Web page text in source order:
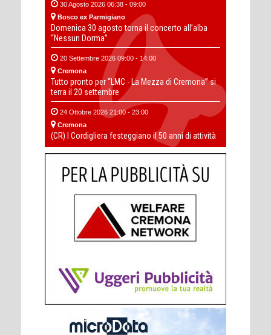
30 Agosto 2026 06:38 - 09:00
Bosco ex Parmigiano
Domenica 30 agosto torna il concerto all’alba
“Nessun Dorma”
20 Settembre 2026 09:00 - 14:00
Cremona
Tutto pronto per “LMC - La Mezza di Cremona” si
terra il 20 settembre
24 Ottobre 2026 21:00 - 23:00
Cremona
(CR) I Cordigliera festeggiano il 50 anni di attività